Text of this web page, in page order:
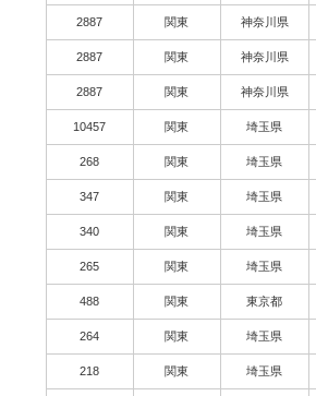
2887 関東 神奈川県
2887 関東 神奈川県
2887 関東 神奈川県
10457 関東 埼玉県
268 関東 埼玉県
347 関東 埼玉県
340 関東 埼玉県
265 関東 埼玉県
488 関東 東京都
264 関東 埼玉県
218 関東 埼玉県